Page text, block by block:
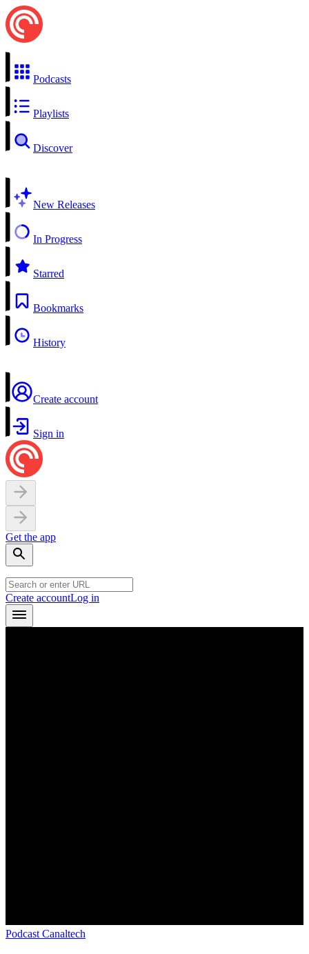
Podcasts
Playlists
Discover
New Releases
In Progress
Starred
Bookmarks
History
Create account
Sign in
Get the app
Create accountLog in
Podcast Canaltech